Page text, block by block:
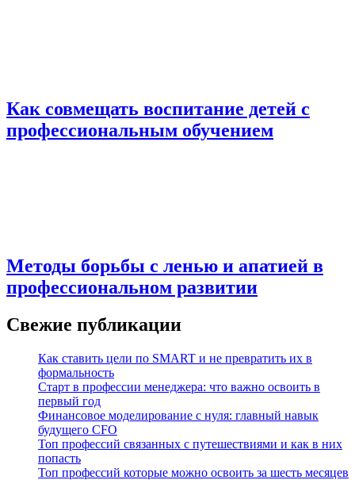
Как совмещать воспитание детей с
профессиональным обучением
Методы борьбы с ленью и апатией в
профессиональном развитии
Свежие публикации
Как ставить цели по SMART и не превратить их в
формальность
Старт в профессии менеджера: что важно освоить в
первый год
Финансовое моделирование с нуля: главный навык
будущего CFO
Топ профессий связанных с путешествиями и как в них
попасть
Топ профессий которые можно освоить за шесть месяцев